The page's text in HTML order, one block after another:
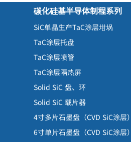
碳化硅基半导体制程系列
SiC单晶生产TaC涂层坩埚
TaC涂层托盘
TaC涂层喷管
TaC涂层隔热屏
Solid SiC 盘、环
Solid SiC 载片器
4寸多片石墨盘 （CVD SiC涂层
6寸单片石墨盘 （CVD SiC涂层